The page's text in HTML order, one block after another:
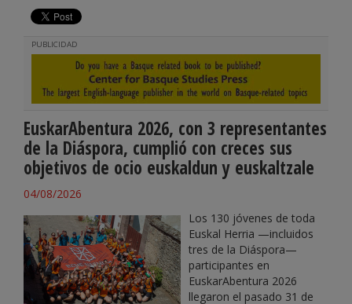
PUBLICIDAD
EuskarAbentura 2026, con 3 representantes
de la Diáspora, cumplió con creces sus
objetivos de ocio euskaldun y euskaltzale
04/08/2026
Los 130 jóvenes de toda
Euskal Herria —incluidos
tres de la Diáspora—
participantes en
EuskarAbentura 2026
llegaron el pasado 31 de